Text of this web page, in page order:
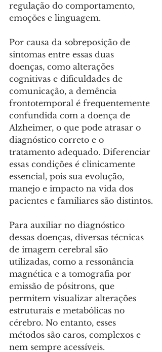
regulação do comportamento,
emoções e linguagem.
Por causa da sobreposição de
sintomas entre essas duas
doenças, como alterações
cognitivas e dificuldades de
comunicação, a demência
frontotemporal é frequentemente
confundida com a doença de
Alzheimer, o que pode atrasar o
diagnóstico correto e o
tratamento adequado. Diferenciar
essas condições é clinicamente
essencial, pois sua evolução,
manejo e impacto na vida dos
pacientes e familiares são distintos.
Para auxiliar no diagnóstico
dessas doenças, diversas técnicas
de imagem cerebral são
utilizadas, como a ressonância
magnética e a tomografia por
emissão de pósitrons, que
permitem visualizar alterações
estruturais e metabólicas no
cérebro. No entanto, esses
métodos são caros, complexos e
nem sempre acessíveis.